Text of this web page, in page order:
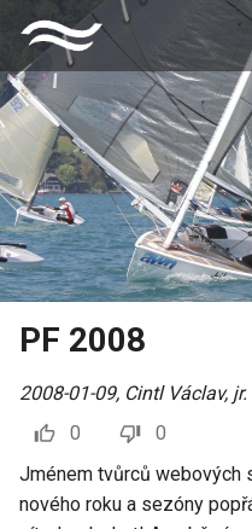
PF 2008
2008-01-09, Cintl Václav, jr.
0
0
Jménem tvůrců webových
nového roku a sezóny